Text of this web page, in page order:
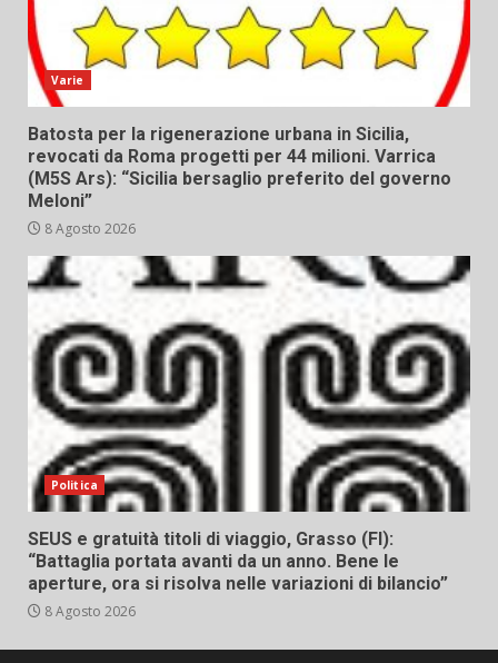
Varie
Batosta per la rigenerazione urbana in Sicilia,
revocati da Roma progetti per 44 milioni. Varrica
(M5S Ars): “Sicilia bersaglio preferito del governo
Meloni”
8 Agosto 2026
Politica
SEUS e gratuità titoli di viaggio, Grasso (FI):
“Battaglia portata avanti da un anno. Bene le
aperture, ora si risolva nelle variazioni di bilancio”
8 Agosto 2026